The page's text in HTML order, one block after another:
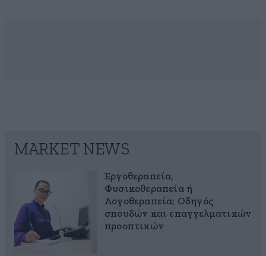
MARKET NEWS
Εργοθεραπεία,
Φυσικοθεραπεία ή
Λογοθεραπεία; Οδηγός
σπουδών και επαγγελματικών
προοπτικών